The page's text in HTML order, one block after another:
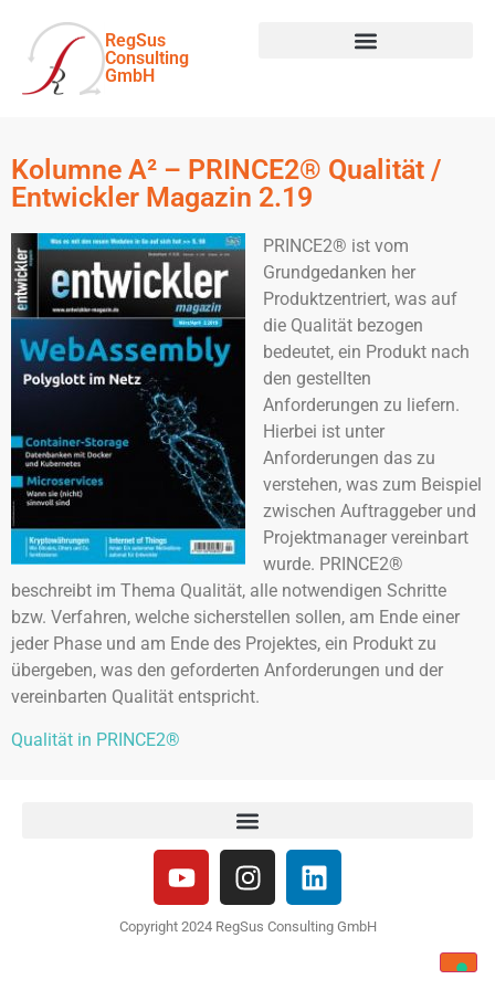
RegSus
Consulting
GmbH
Kolumne A² – PRINCE2® Qualität /
Entwickler Magazin 2.19
PRINCE2® ist vom
Grundgedanken her
Produktzentriert, was auf
die Qualität bezogen
bedeutet, ein Produkt nach
den gestellten
Anforderungen zu liefern.
Hierbei ist unter
Anforderungen das zu
verstehen, was zum Beispiel
zwischen Auftraggeber und
Projektmanager vereinbart
wurde. PRINCE2®
beschreibt im Thema Qualität, alle notwendigen Schritte
bzw. Verfahren, welche sicherstellen sollen, am Ende einer
jeder Phase und am Ende des Projektes, ein Produkt zu
übergeben, was den geforderten Anforderungen und der
vereinbarten Qualität entspricht.
Qualität in PRINCE2®
Copyright 2024 RegSus Consulting GmbH